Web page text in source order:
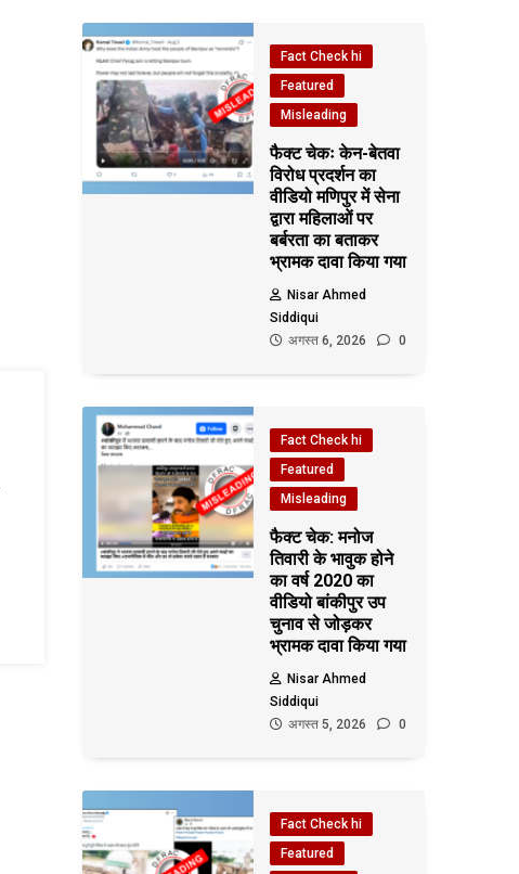
Fact Check hi
Featured
Misleading
फैक्ट चेकः केन-बेतवा
विरोध प्रदर्शन का
वीडियो मणिपुर में सेना
द्वारा महिलाओं पर
बर्बरता का बताकर
भ्रामक दावा किया गया
Nisar Ahmed
Siddiqui
अगस्त 6, 2026
0
Fact Check hi
Featured
Misleading
फैक्ट चेक: मनोज
तिवारी के भावुक होने
का वर्ष 2020 का
वीडियो बांकीपुर उप
चुनाव से जोड़कर
भ्रामक दावा किया गया
Nisar Ahmed
Siddiqui
अगस्त 5, 2026
0
Fact Check hi
Featured